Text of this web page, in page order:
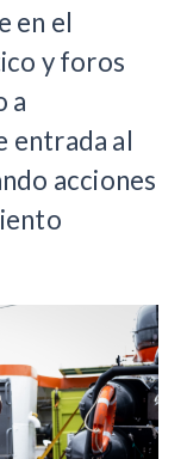
en el
y foros
a
entrada al
acciones